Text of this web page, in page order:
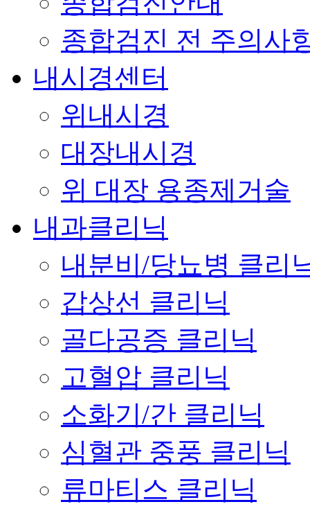
종합검진 전 주의사
내시경센터
위내시경
대장내시경
위 대장 용종제거술
내과클리닉
내분비/당뇨병 클리
갑상선 클리닉
골다공증 클리닉
고혈압 클리닉
소화기/간 클리닉
심혈관 중풍 클리닉
류마티스 클리닉